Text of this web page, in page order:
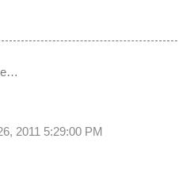
2011 5:29:00 PM